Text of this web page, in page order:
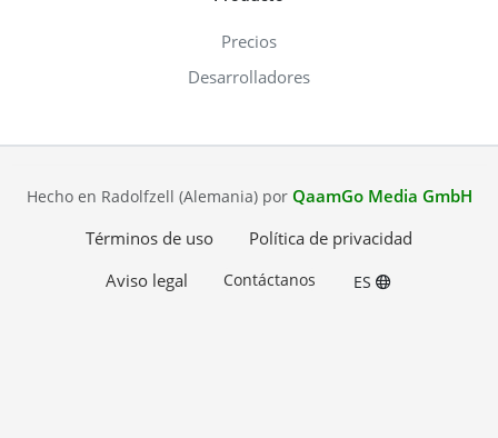
Precios
Desarrolladores
Hecho en Radolfzell (Alemania) por QaamGo Media GmbH
Términos de uso
Política de privacidad
Aviso legal
Contáctanos ES